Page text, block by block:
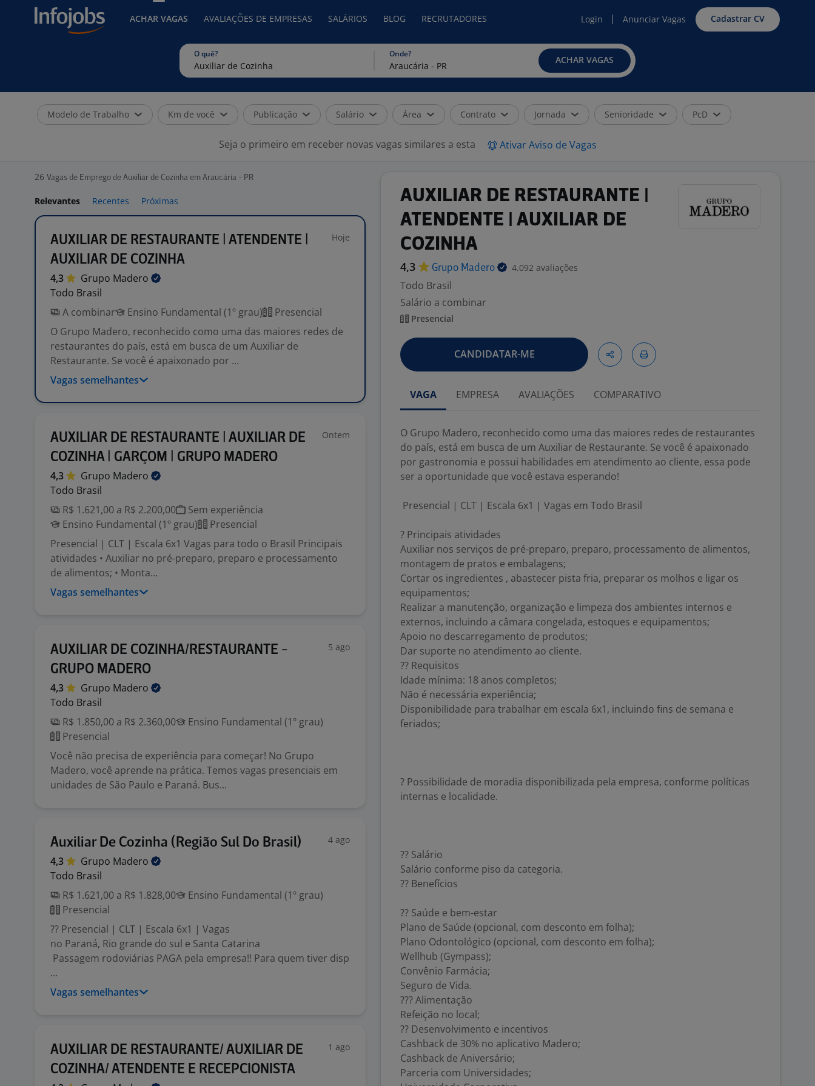
ACHAR VAGAS AVALIAÇÕES DE EMPRESAS SALÁRIOS BLOG RECRUTADORES Login Anunciar Vagas Cadastrar CV
O quê? Onde?
ACHAR VAGAS
Modelo de Trabalho Km de você Publicação Salário Área Contrato Jornada Senioridade PcD
Seja o primeiro em receber novas vagas similares a esta Ativar Aviso de Vagas
26 Vagas de Emprego de Auxiliar de Cozinha em Araucária - PR
Relevantes Recentes Próximas
AUXILIAR DE RESTAURANTE | ATENDENTE |
AUXILIAR DE COZINHA
Hoje
4,3 Grupo Madero
Todo Brasil
A combinar
Ensino Fundamental (1º grau)
Presencial
O Grupo Madero, reconhecido como uma das maiores redes de
restaurantes do país, está em busca de um Auxiliar de
Restaurante. Se você é apaixonado por ...
Vagas semelhantes
AUXILIAR DE RESTAURANTE | AUXILIAR DE
COZINHA | GARÇOM | GRUPO MADERO
Ontem
4,3 Grupo Madero
Todo Brasil
R$ 1.621,00 a R$ 2.200,00
Sem experiência
Ensino Fundamental (1º grau)
Presencial
Presencial | CLT | Escala 6x1 Vagas para todo o Brasil Principais
atividades • Auxiliar no pré-preparo, preparo e processamento
de alimentos; • Monta...
Vagas semelhantes
AUXILIAR DE COZINHA/RESTAURANTE -
GRUPO MADERO
5 ago
4,3 Grupo Madero
Todo Brasil
R$ 1.850,00 a R$ 2.360,00
Ensino Fundamental (1º grau)
Presencial
Você não precisa de experiência para começar! No Grupo
Madero, você aprende na prática. Temos vagas presenciais em
unidades de São Paulo e Paraná. Bus...
Auxiliar De Cozinha (Região Sul Do Brasil) 4 ago
4,3 Grupo Madero
Todo Brasil
R$ 1.621,00 a R$ 1.828,00
Ensino Fundamental (1º grau)
Presencial
?? Presencial | CLT | Escala 6x1 | Vagas
no Paraná, Rio grande do sul e Santa Catarina
Passagem rodoviárias PAGA pela empresa!! Para quem tiver disp
...
Vagas semelhantes
AUXILIAR DE RESTAURANTE/ AUXILIAR DE
COZINHA/ ATENDENTE E RECEPCIONISTA
1 ago
AUXILIAR DE RESTAURANTE |
ATENDENTE | AUXILIAR DE
COZINHA
4,3 Grupo Madero 4.092 avaliações
Todo Brasil
Salário a combinar
Presencial
CANDIDATAR-ME
VAGA EMPRESA AVALIAÇÕES COMPARATIVO
O Grupo Madero, reconhecido como uma das maiores redes de restaurantes
do país, está em busca de um Auxiliar de Restaurante. Se você é apaixonado
por gastronomia e possui habilidades em atendimento ao cliente, essa pode
ser a oportunidade que você estava esperando!
Presencial | CLT | Escala 6x1 | Vagas em Todo Brasil
? Principais atividades
Auxiliar nos serviços de pré-preparo, preparo, processamento de alimentos,
montagem de pratos e embalagens;
Cortar os ingredientes , abastecer pista fria, preparar os molhos e ligar os
equipamentos;
Realizar a manutenção, organização e limpeza dos ambientes internos e
externos, incluindo a câmara congelada, estoques e equipamentos;
Apoio no descarregamento de produtos;
Dar suporte no atendimento ao cliente.
?? Requisitos
Idade mínima: 18 anos completos;
Não é necessária experiência;
Disponibilidade para trabalhar em escala 6x1, incluindo fins de semana e
feriados;
? Possibilidade de moradia disponibilizada pela empresa, conforme políticas
internas e localidade.
?? Salário
Salário conforme piso da categoria.
?? Benefícios
?? Saúde e bem-estar
Plano de Saúde (opcional, com desconto em folha);
Plano Odontológico (opcional, com desconto em folha);
Wellhub (Gympass);
Convênio Farmácia;
Seguro de Vida.
??? Alimentação
Refeição no local;
?? Desenvolvimento e incentivos
Cashback de 30% no aplicativo Madero;
Cashback de Aniversário;
Parceria com Universidades;